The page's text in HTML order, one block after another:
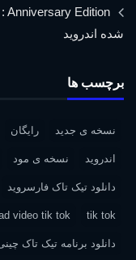
شده اندروید
برچسب ها
نسخه ی جدید رایگان
اندروید نسخه ی مود
دانلود تیک تاک فارسروید
tik tok
video tik tok
دانلود برنامه تیک تاک